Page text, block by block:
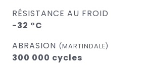
RÉSISTANCE AU FROID
-32 °C
ABRASION (MARTINDALE)
300 000 cycles